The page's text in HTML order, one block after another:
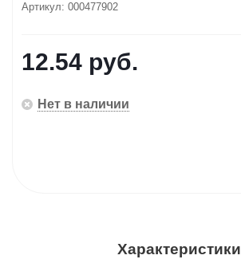
Артикул: 000477902
12.54 руб.
Нет в наличии
Характеристики